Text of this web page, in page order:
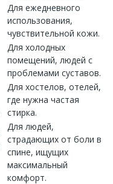
Для ежедневного
использования,
чувствительной кожи.
Для холодных
помещений, людей с
проблемами суставов.
Для хостелов, отелей,
где нужна частая
стирка.
Для людей,
страдающих от боли в
спине, ищущих
максимальный
комфорт.